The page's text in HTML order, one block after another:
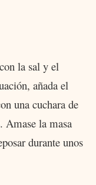
la sal y el
añada el
una cuchara de
Amase la masa
durante unos